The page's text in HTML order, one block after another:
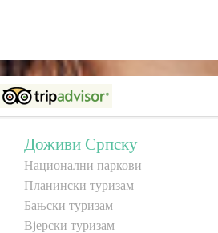
Доживи Српску
Национални паркови
Планински туризам
Бањски туризам
Вјерски туризам